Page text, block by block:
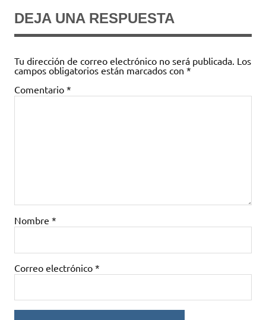
DEJA UNA RESPUESTA
Tu dirección de correo electrónico no será publicada. Los
campos obligatorios están marcados con *
Comentario *
Nombre *
Correo electrónico *